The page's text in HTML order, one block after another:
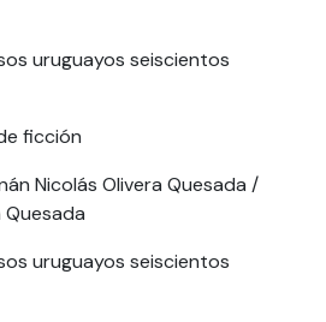
uruguayos seiscientos
ficción
Nicolás Olivera Quesada /
Quesada
uruguayos seiscientos